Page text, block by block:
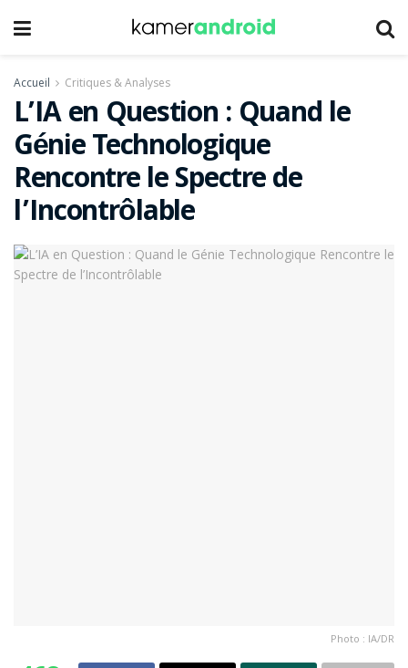
Accueil Critiques & Analyses
L’IA en Question : Quand le
Génie Technologique
Rencontre le Spectre de
l’Incontrôlable
Photo : IA/DR